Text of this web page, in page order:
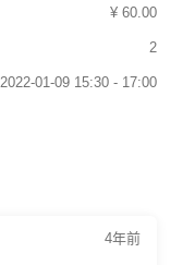
¥ 60.00
2
2022-01-09 15:30 - 17:00
4年前